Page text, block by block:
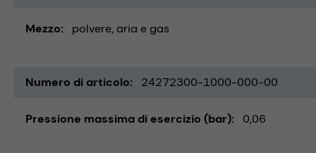
Mezzo polvere aria e gas
Numero di articolo 24272300-1000-000-00
Pressione massima di esercizio (bar) 0,06